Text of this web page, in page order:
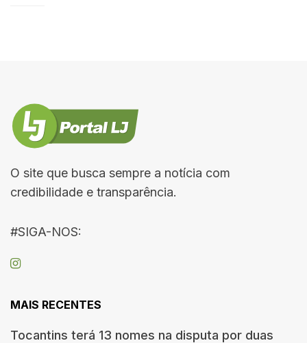
O site que busca sempre a notícia com
credibilidade e transparência.
#SIGA-NOS:
MAIS RECENTES
Tocantins terá 13 nomes na disputa por duas